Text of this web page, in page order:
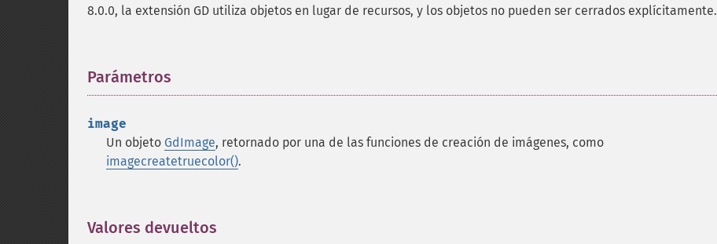
8.0.0, la extensión GD utiliza objetos en lugar de recursos, y los objetos no pueden ser cerrados explícitamente.
Parámetros
image
Un objeto GdImage, retornado por una de las funciones de creación de imágenes, como
imagecreatetruecolor().
Valores devueltos